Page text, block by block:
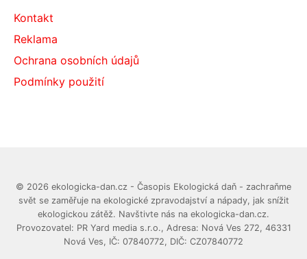
Kontakt
Reklama
Ochrana osobních údajů
Podmínky použití
© 2026 ekologicka-dan.cz - Časopis Ekologická daň - zachraňme
svět se zaměřuje na ekologické zpravodajství a nápady, jak snížit
ekologickou zátěž. Navštivte nás na ekologicka-dan.cz.
Provozovatel: PR Yard media s.r.o., Adresa: Nová Ves 272, 46331
Nová Ves, IČ: 07840772, DIČ: CZ07840772